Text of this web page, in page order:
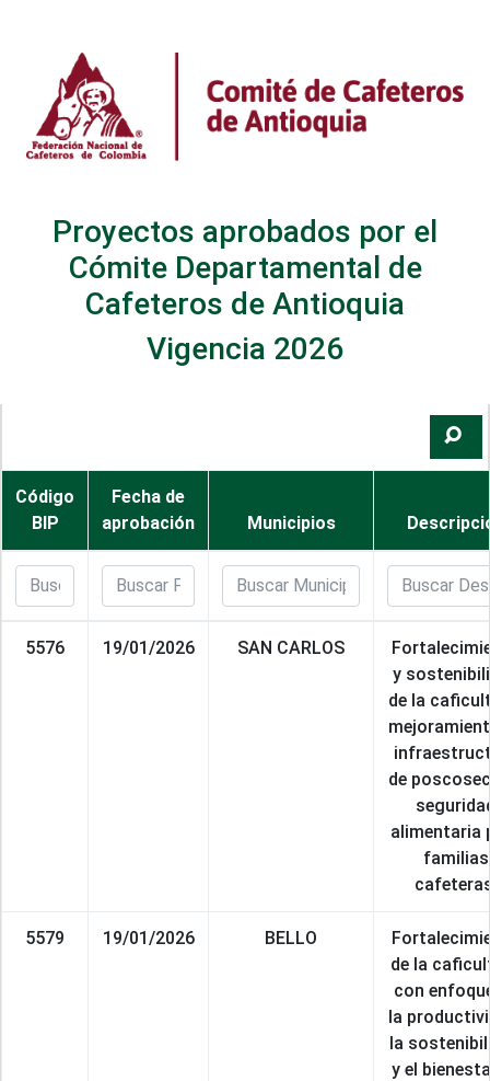
Proyectos aprobados por el
Cómite Departamental de
Cafeteros de Antioquia
Vigencia 2026
Código
BIP
Fecha de
aprobación
Municipios
5576 19/01/2026 SAN CARLOS
y
de la
de
alimentaria
familias
5579 19/01/2026 BELLO
de la
con
la
la
y el